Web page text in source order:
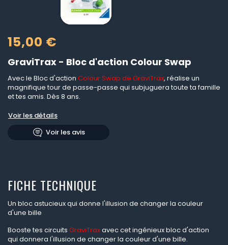
15,00 €
GraviTrax - Bloc d'action Colour Swap
Avec le Bloc d'action Colour Swap de GraviTrax, réalise un
magnifique tour de passe-passe qui subjuguera toute ta famille
et tes amis. Dès 8 ans.
Voir les détails
Voir les avis
FICHE TECHNIQUE
Un bloc astucieux qui donne l'illusion de changer la couleur
d'une bille
Booste tes circuits GraviTraxavec cet ingénieux bloc d'action
qui donnera l'illusion de changer la couleur d'une bille.